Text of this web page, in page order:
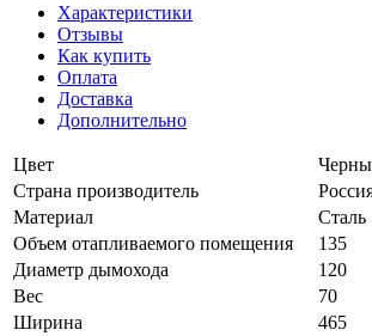
Характеристики
Отзывы
Как купить
Оплата
Доставка
Дополнительно
Цвет
Страна производитель
Материал
Сталь
Объем отапливаемого помещения
135
Диаметр дымохода
120
Вес
70
Ширина
465